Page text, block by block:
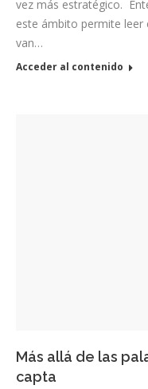
vez más estratégico.
este ámbito permite leer
van…
Acceder al contenido
Más allá de las
capta